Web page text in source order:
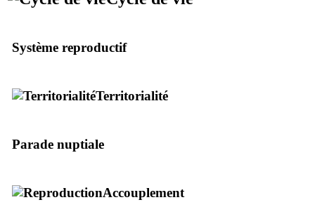
Système reproductif
Territorialité
Parade nuptiale
Accouplement